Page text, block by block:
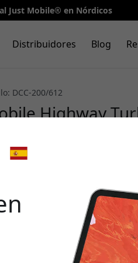
Just Mobile® en Nórdicos
Distribuidores Blog
DCC-200/612
Highway
USB-C, USB-A,
USB-C a